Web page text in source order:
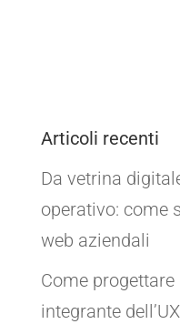
Articoli recenti
Da vetrina
operativo: come
web aziendali
Come progettare
integrante dell’UX